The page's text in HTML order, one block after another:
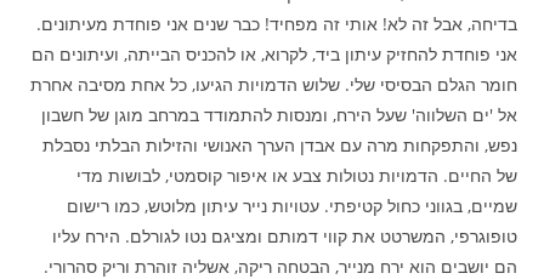
בדיחה, אבל זה לא! אותי זה מפחיד! כבר שנים אני פוחדת מעיתונים.
אני פוחדת להחזיק עיתון ביד, לקרוא, או להכניס הבייתה, ועיתונים הם
חומר הגלם הבסיסי שלי. שלוש הדמויות הגיעו, כל אחת מסיבה אחרת
אל 'ים השלווה' שעל הירח, ומנסות להתמודד במרחב מוגן של חשבון
נפש, והתפקחות מרה עם אבדן הערך האנושי והזילות הבלתי נסבלת
של החיים. הדמויות נטולות צבע או איפור קוסמטי, לבושות מדי
שמיים, בגווני כחול קטיפתי. עטויות נייר עיתון מלוטש, כמו רישום
טופוגרפי, המשרטט את קווי דמותם ומציגם נטו לגורלם. הירח עליו
הם יושבים הוא ירח מנייר, הבטחה ריקה, אשליה זוהרת וריק סהרורי.